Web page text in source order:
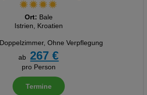
Ort: Bale
Istrien, Kroatien
Doppelzimmer, Ohne Verpflegung
ab
267 €
pro Person
Termine